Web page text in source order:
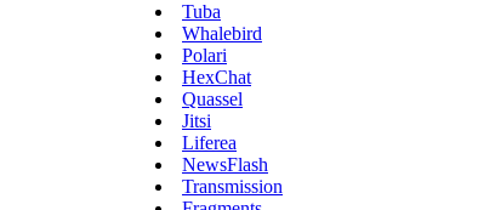
Tuba
Whalebird
Polari
HexChat
Quassel
Jitsi
Liferea
NewsFlash
Transmission